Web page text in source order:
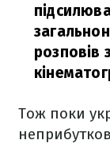
розповів
Тож поки